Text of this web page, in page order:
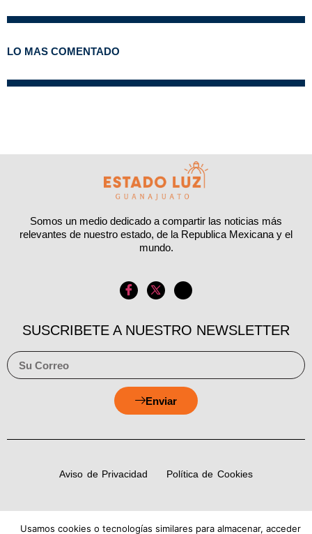
LO MAS COMENTADO
Somos un medio dedicado a compartir las noticias más
relevantes de nuestro estado, de la Republica Mexicana y el
mundo.
SUSCRIBETE A NUESTRO NEWSLETTER
Enviar
Aviso de Privacidad Política de Cookies
Usamos cookies o tecnologías similares para almacenar, acceder